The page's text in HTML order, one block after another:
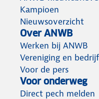
Kampioen
Nieuwsoverzicht
Over ANWB
Werken bij ANWB
Vereniging en bedrijf
Voor de pers
Voor onderweg
Direct pech melden